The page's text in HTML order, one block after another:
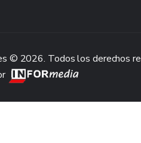
© 2026. Todos los derechos